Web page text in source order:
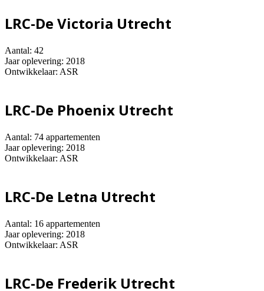
LRC-De Victoria Utrecht
Aantal: 42
Jaar oplevering: 2018
Ontwikkelaar: ASR
LRC-De Phoenix Utrecht
Aantal: 74 appartementen
Jaar oplevering: 2018
Ontwikkelaar: ASR
LRC-De Letna Utrecht
Aantal: 16 appartementen
Jaar oplevering: 2018
Ontwikkelaar: ASR
LRC-De Frederik Utrecht